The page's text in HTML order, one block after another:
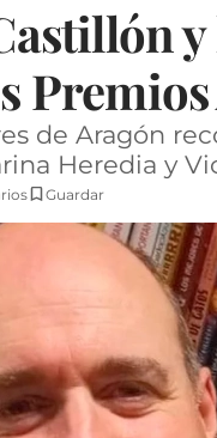
de Aragón
Heredia y
Guardar